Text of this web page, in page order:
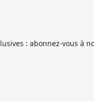
: abonnez-vous à